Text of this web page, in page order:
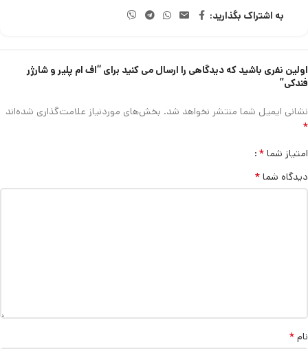
به اشتراک بگذارید:
اولین نفری باشید که دیدگاهی را ارسال می کنید برای “اف ام پلیر و شارژر
فندکی”
نشانی ایمیل شما منتشر نخواهد شد. بخش‌های موردنیاز علامت‌گذاری شده‌اند
*
امتیاز شما *
دیدگاه شما *
نام *